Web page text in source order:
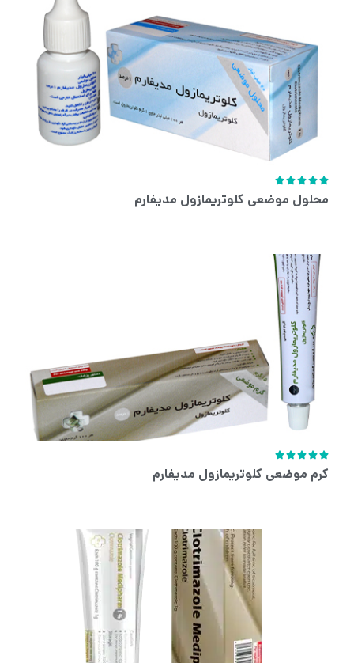





محلول موضعی کلوتریمازول مدیفارم





کرم موضعی کلوتریمازول مدیفارم